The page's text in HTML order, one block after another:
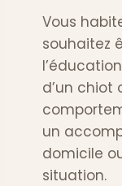
Vous
souhaitez
d’un chiot
un
domicile
situation.